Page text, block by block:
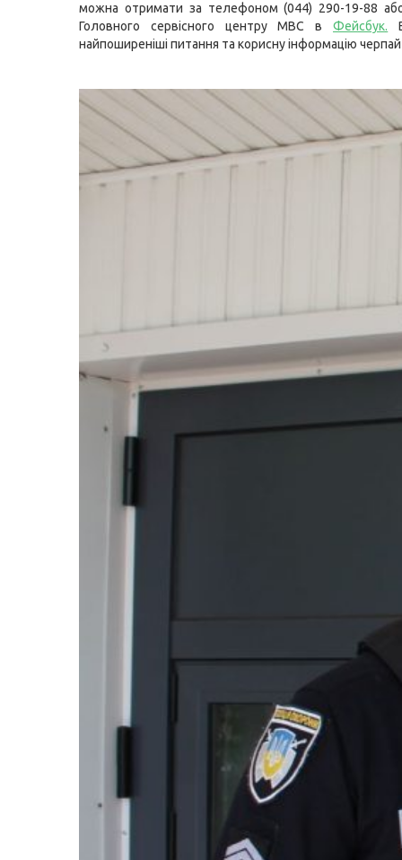
можна отримати за телефоном (044) 290-19-88 або
Головного сервісного центру МВС вФейсбук.
найпоширеніші питання та корисну інформацію